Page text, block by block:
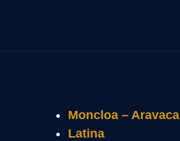
Moncloa – Aravaca
Latina